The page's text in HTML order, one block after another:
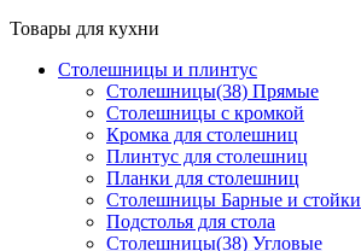
Товары для кухни
Столешницы и плинтус
Столешницы(38) Прямые
Столешницы с кромкой
Кромка для столешниц
Плинтус для столешниц
Планки для столешниц
Столешницы Барные и стойки
Подстолья для стола
Столешницы(38) Угловые